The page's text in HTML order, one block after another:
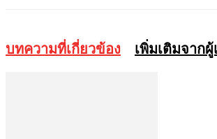
บทความที่เกี่ยวข้อง เพิ่มเติมจาก